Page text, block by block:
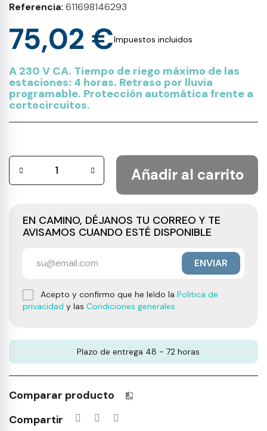
Referencia 611698146293
75,02 €Impuestos incluidos
A 230 V CA. Tiempo de riego máximo de las
estaciones: 4 horas. Retraso por lluvia
programable. Protección automática frente a
cortocircuitos.
Añadir al carrito
EN CAMINO, DÉJANOS TU CORREO Y TE
AVISAMOS CUANDO ESTÉ DISPONIBLE
ENVIAR
Acepto y confirmo que he leído la Politica de
privacidad y las Condiciones generales
Plazo de entrega 48 - 72 horas
Comparar producto Productos incluidos en tu lista
Compartir